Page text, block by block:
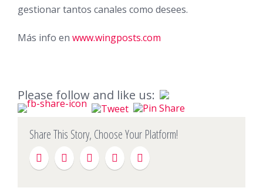
gestionar tantos canales como desees.
Más info en www.wingposts.com
Please follow and like us:
Share This Story, Choose Your Platform!